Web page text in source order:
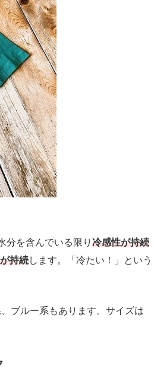
分を含んでいる限り 冷感性が持続
持続します。「冷たい！」という
ブルー系もあります。サイズは